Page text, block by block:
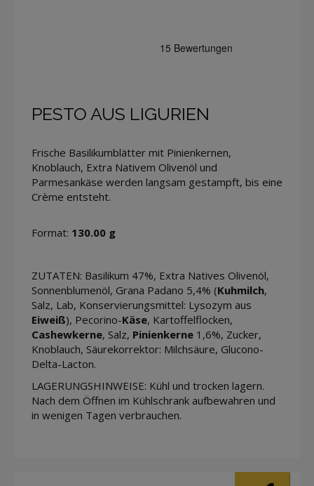
PESTO AUS LIGURIEN
Frische Basilikumblätter mit Pinienkernen,
Knoblauch, Extra Nativem Olivenöl und
Parmesankäse werden langsam gestampft, bis eine
Crème entsteht.
Format: 130.00 g
ZUTATEN: Basilikum 47%, Extra Natives Olivenöl,
Sonnenblumenöl, Grana Padano 5,4% (Kuhmilch,
Salz, Lab, Konservierungsmittel: Lysozym aus
Eiweiß), Pecorino-Käse, Kartoffelflocken,
Cashewkerne, Salz, Pinienkerne 1,6%, Zucker,
Knoblauch, Säurekorrektor: Milchsäure, Glucono-
Delta-Lacton.
LAGERUNGSHINWEISE: Kühl und trocken lagern.
Nach dem Öffnen im Kühlschrank aufbewahren und
in wenigen Tagen verbrauchen.